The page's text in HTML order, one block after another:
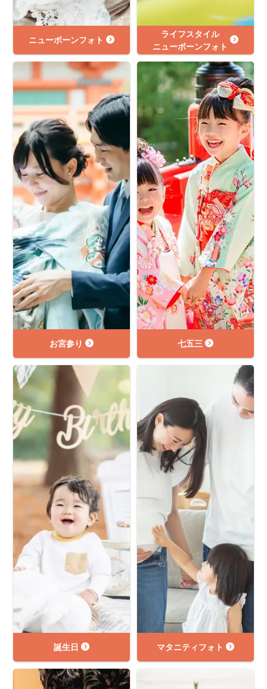
ニューボーンフォト
ライフスタイル
ニューボーンフォト
お宮参り 七五三
誕生日 マタニティフォト